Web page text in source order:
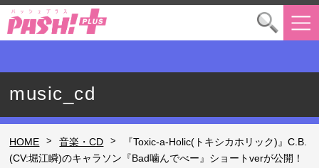
music_cd
HOME > 音楽・CD >
『Toxic-a-Holic(トキシカホリック)』C.B.
(CV:堀江瞬)のキャラソン『Bad噛んでべー』ショートverが公開！